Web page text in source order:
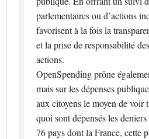
parlementaires ou d’actions
favorisent à la fois la
et la prise de responsabilité
actions.
OpenSpending prône
mais sur les dépenses
aux citoyens le moyen de voir
quoi sont dépensés les
76 pays dont la France, cette